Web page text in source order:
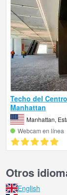
Techo del
Manhattan
Manhattan,
Webcam en línea
Otros
English